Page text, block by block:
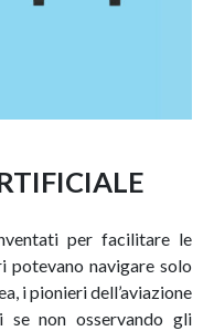
per facilitare le
potevano navigare solo
i pionieri dell’aviazione
se non osservando gli